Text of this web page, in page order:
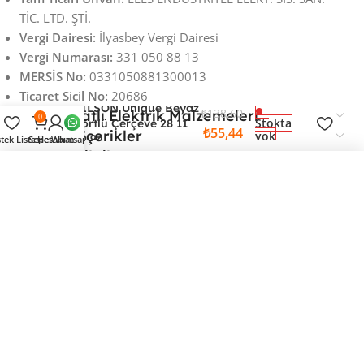
TİC. LTD. ŞTİ.
Vergi Dairesi: İlyasbey Vergi Dairesi
Vergi Numarası: 331 050 88 13
MERSİS No: 0331050881300013
Ticaret Sicil No: 20686
En iyi fiyatlı Elektrik Malzemeleri
Faydalı İçerikler
Önemli Bilgiler
NİLSON Unique Beyaz
Dörtlü Çerçeve 28 11
00 94
₺138,60
₺55,44
Stokta
yok
Listesi
0
Sepet
Hesabım
Whatsapp